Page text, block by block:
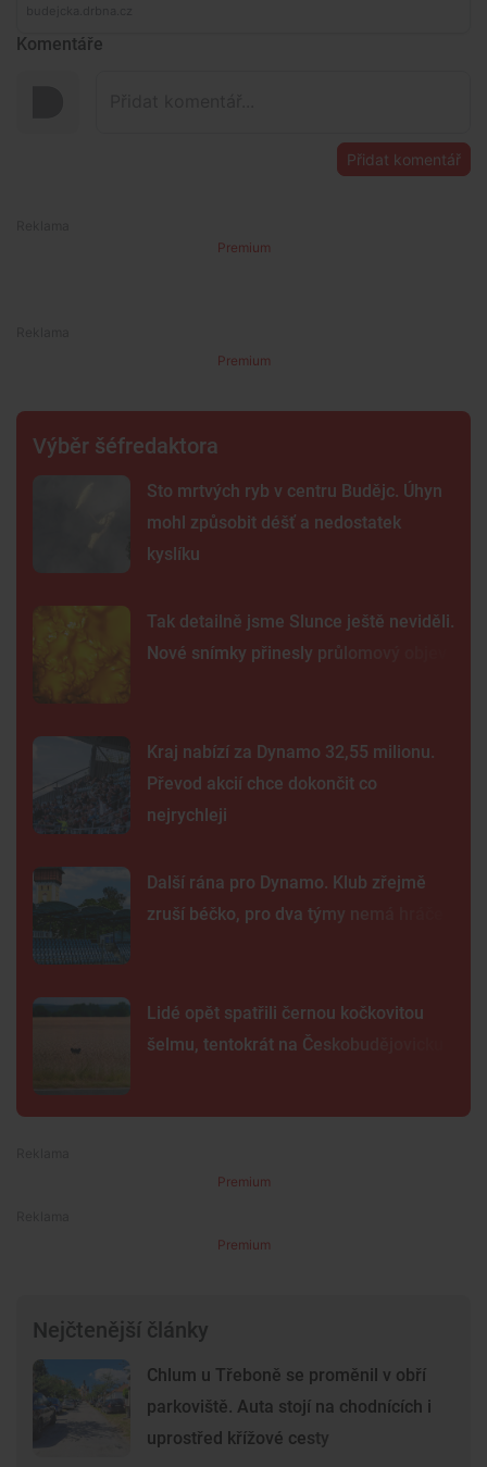
Komentáře
Přidat komentář
Premium
Premium
Výběr šéfredaktora
Sto mrtvých ryb v centru Budějc. Úhyn
mohl způsobit déšť a nedostatek
kyslíku
Tak detailně jsme Slunce ještě neviděli.
Nové snímky přinesly průlomový objev
Kraj nabízí za Dynamo 32,55 milionu.
Převod akcií chce dokončit co
nejrychleji
Další rána pro Dynamo. Klub zřejmě
zruší béčko, pro dva týmy nemá hráče
Lidé opět spatřili černou kočkovitou
šelmu, tentokrát na Českobudějovicku
Premium
Premium
Nejčtenější články
Chlum u Třeboně se proměnil v obří
parkoviště. Auta stojí na chodnících i
uprostřed křížové cesty